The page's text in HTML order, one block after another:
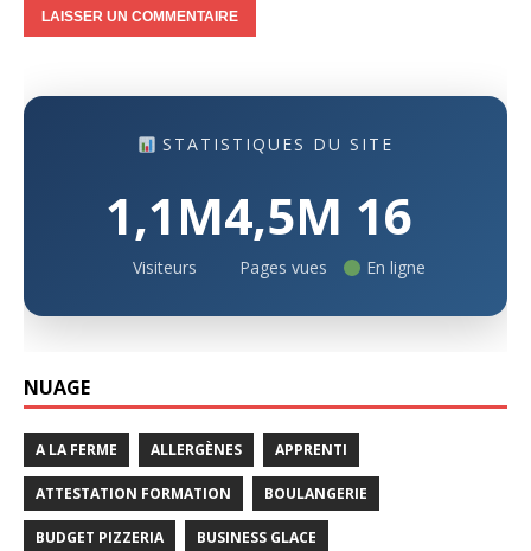
STATISTIQUES DU SITE
1,1M
Visiteurs
4,5M
Pages vues
16
En ligne
NUAGE
A LA FERME ALLERGÈNES APPRENTI
ATTESTATION FORMATION BOULANGERIE
BUDGET PIZZERIA BUSINESS GLACE